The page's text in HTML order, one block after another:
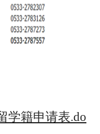
学籍申请表.do